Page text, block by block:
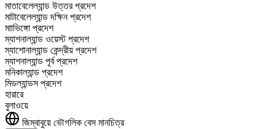
মাতাবেলেল্যান্ড উত্তর প্রদেশ
মাটাবেলেল্যান্ড দক্ষিন প্রদেশ
মাাভিঙ্গো প্রদেশ
ম্যাশনাল্যান্ড ওয়েস্ট প্রদেশ
ম্যাশোনাল্যান্ড কেন্দ্রীয় প্রদেশ
ম্যাশনাল্যান্ড পূর্ব প্রদেশ
মনিকাল্যান্ড প্রদেশ
মিডল্যান্ডস প্রদেশ
হারারে
বুলাওয়ে
জিম্বাবুয়ে ভৌগলিক বেস মানচিত্র